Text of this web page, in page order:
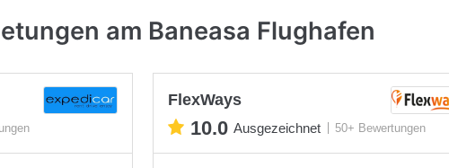
am Baneasa Flughafen
FlexWays
10.0 Ausgezeichnet 50+ Bewertungen